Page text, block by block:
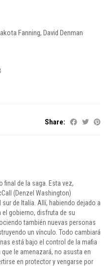
Fanning, David Denman
Share:
final de la saga. Esta vez,
(Denzel Washington)
de Italia. Allí, habiendo dejado a
gobierno, disfruta de su
también nuevas personas
un vínculo. Todo cambiará
está bajo el control de la mafia
le amenazará, no asusta en
en protector y vengarse por